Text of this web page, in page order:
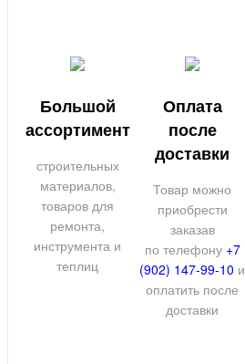
Большой
ассортимент
строительных
материалов,
товаров для
ремонта,
инструмента и
теплиц
Оплата
после
доставки
Товар можно
приобрести
заказав
по телефону +7
(902) 147-99-10 и
оплатить после
доставки